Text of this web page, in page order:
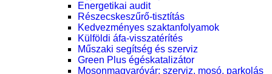
Energetikai audit
Részecskeszűrő-tisztítás
Kedvezményes szaktanfolyamok
Külföldi áfa-visszatérítés
Műszaki segítség és szerviz
Green Plus égéskatalizátor
Mosonmagyaróvár: szerviz, mosó, parkolás